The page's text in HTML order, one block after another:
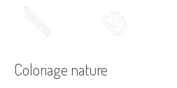
Coloriage nature